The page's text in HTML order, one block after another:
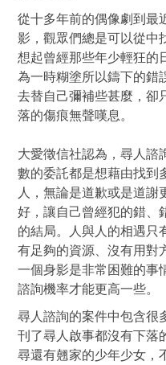
從十多年前的偶像劇到最
影，觀眾們總是可以從中
想起曾經那些年少輕狂的
為一時糊塗所以鑄下的錯
去替自己彌補些甚麼，卻
落的傷痕無聲嘆息。
大愛徵信社認為，尋人諮
數的委託都是想藉由找到
人，無論是道歉或是道謝
好，讓自己曾經犯的錯、
的結局。人與人的相遇只
有足夠的資源、沒有用對
一個身影是非常困難的事
諮詢機率才能更高一些。
尋人諮詢的案件中包含很
刊了尋人啟事都沒有下落
尋還有翹家的少年少女，